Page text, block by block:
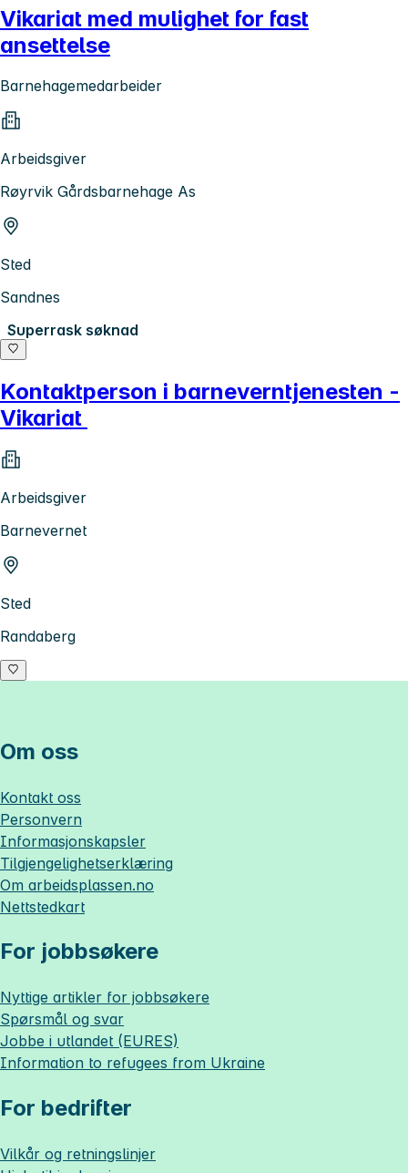
Vikariat med mulighet for fast
ansettelse
Barnehagemedarbeider
Arbeidsgiver
Røyrvik Gårdsbarnehage As
Sted
Sandnes
Superrask søknad
Kontaktperson i barneverntjenesten -
Vikariat
Arbeidsgiver
Barnevernet
Sted
Randaberg
Om oss
Kontakt oss
Personvern
Informasjonskapsler
Tilgjengelighetserklæring
Om arbeidsplassen.no
Nettstedkart
For jobbsøkere
Nyttige artikler for jobbsøkere
Spørsmål og svar
Jobbe i utlandet (EURES)
Information to refugees from Ukraine
For bedrifter
Vilkår og retningslinjer